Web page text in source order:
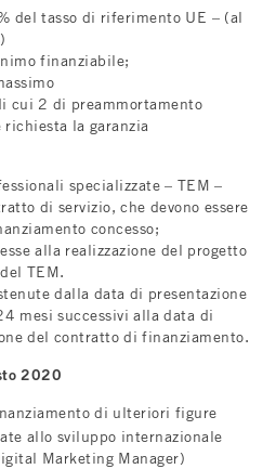
del tasso di riferimento UE – (al
)
finanziabile;
cui 2 di preammortamento
la garanzia
specializzate – TEM –
di servizio, che devono essere
concesso;
alla realizzazione del progetto
TEM.
dalla data di presentazione
mesi successivi alla data di
del contratto di finanziamento.
2020
di ulteriori figure
allo sviluppo internazionale
Marketing Manager)